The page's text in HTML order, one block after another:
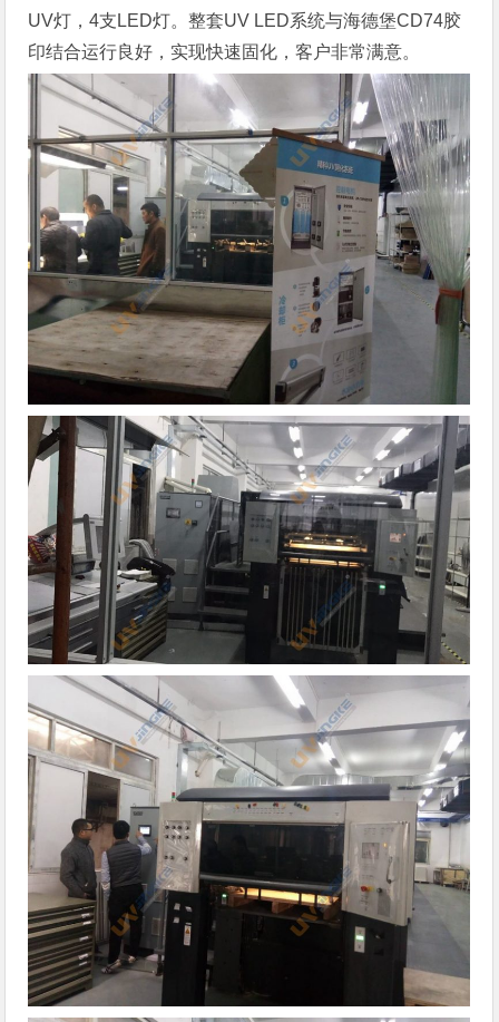
UV灯，4支LED灯。整套UV LED系统与海德堡CD74胶
印结合运行良好，实现快速固化，客户非常满意。